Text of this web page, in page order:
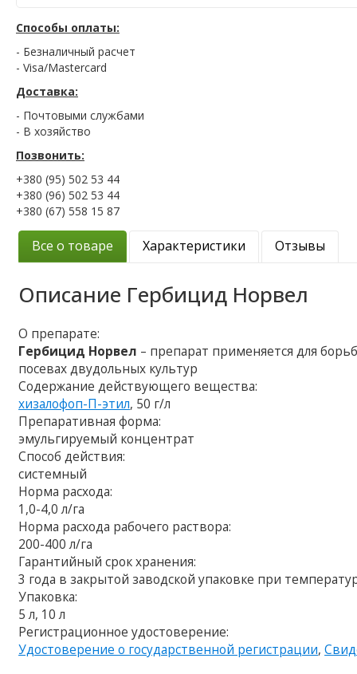
Способы оплаты:
- Безналичный расчет
- Visa/Mastercard
Доставка:
- Почтовыми службами
- В хозяйство
Позвонить:
+380 (95) 502 53 44
+380 (96) 502 53 44
+380 (67) 558 15 87
Все о товаре Характеристики Отзывы
Описание Гербицид Норвел
О препарате:
Гербицид Норвел – препарат применяется для
посевах двудольных культур
Содержание действующего вещества:
хизалофоп-П-этил, 50 г/л
Препаративная форма:
эмульгируемый концентрат
Способ действия:
системный
Норма расхода:
1,0-4,0 л/га
Норма расхода рабочего раствора:
200-400 л/га
Гарантийный срок хранения:
3 года в закрытой заводской упаковке при
Упаковка:
5 л, 10 л
Регистрационное удостоверение:
Удостоверение о государственной регистрации,